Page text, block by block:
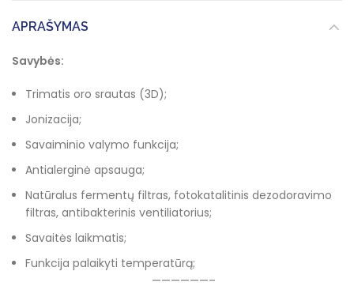
APRAŠYMAS
Savybės:
Trimatis oro srautas (3D);
Jonizacija;
Savaiminio valymo funkcija;
Antialerginė apsauga;
Natūralus fermentų filtras, fotokatalitinis dezodoravimo
filtras, antibakterinis ventiliatorius;
Savaitės laikmatis;
Funkcija palaikyti temperatūrą;
——————–